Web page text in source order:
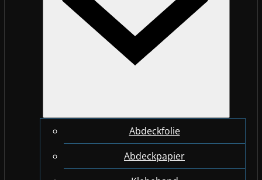
Abdeckfolie
Abdeckpapier